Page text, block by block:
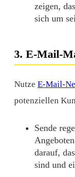
zeigen,
sich um
3. E-Mail-
Nutze E-Mail-
potenziellen
Sende
darauf,
sind und